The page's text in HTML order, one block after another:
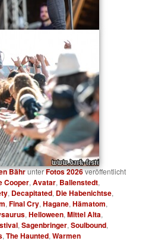
BährunterFotos 2026veröffentlicht
Cooper,Avatar, Ballenstedt,
, Decapitated, Die Habenichtse,
,Final Cry,Hagane,Hämatom,
,Helloween,Mittel Alta,
,Sagenbringer,Soulbound,
,The Haunted,Warmen